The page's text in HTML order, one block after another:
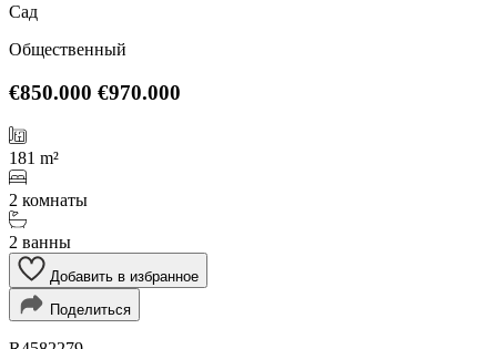
Сад
Общественный
€850.000 €970.000
181 m²
2 комнаты
2 ванны
Добавить в избранное
Поделиться